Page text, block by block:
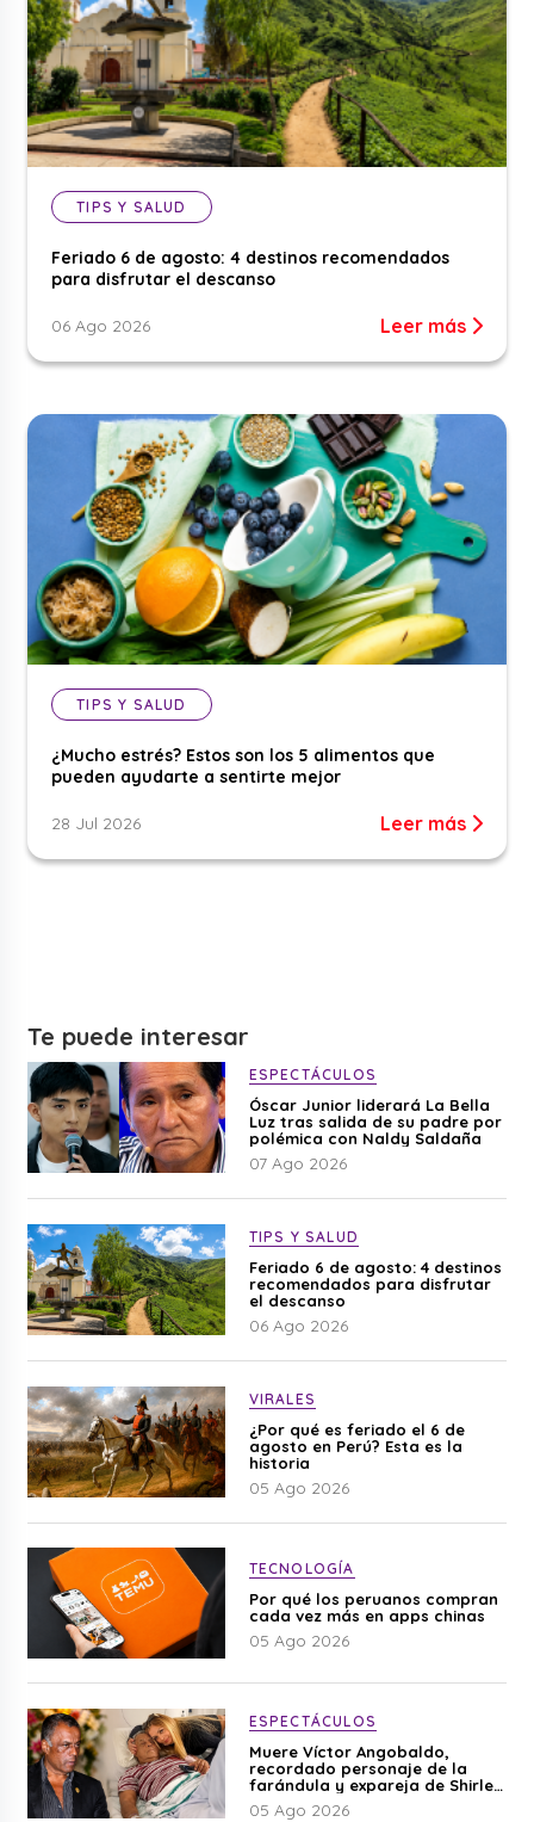
TIPS Y SALUD
Feriado 6 de agosto: 4 destinos recomendados
para disfrutar el descanso
06 Ago 2026 Leer más
TIPS Y SALUD
¿Mucho estrés? Estos son los 5 alimentos que
pueden ayudarte a sentirte mejor
28 Jul 2026 Leer más
Te puede interesar
ESPECTÁCULOS
Óscar Junior liderará La Bella
Luz tras salida de su padre por
polémica con Naldy Saldaña
07 Ago 2026
TIPS Y SALUD
Feriado 6 de agosto: 4 destinos
recomendados para disfrutar
el descanso
06 Ago 2026
VIRALES
¿Por qué es feriado el 6 de
agosto en Perú? Esta es la
historia
05 Ago 2026
TECNOLOGÍA
Por qué los peruanos compran
cada vez más en apps chinas
05 Ago 2026
ESPECTÁCULOS
Muere Víctor Angobaldo,
recordado personaje de la
farándula y expareja de Shirley
Cherres
05 Ago 2026